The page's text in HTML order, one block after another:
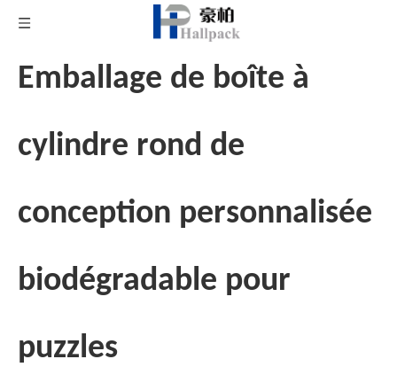
Emballage de boîte à
cylindre rond de
conception personnalisée
biodégradable pour
puzzles